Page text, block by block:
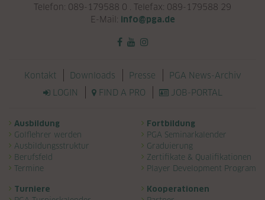
Telefon: 089-179588 0 . Telefax: 089-179588 29
E-Mail:
info@pga.de
Navigation überspringen
Kontakt Downloads Presse
PGA News-Archiv
LOGIN
FIND A PRO JOB-PORTAL
Navigation überspringen
Ausbildung
Golflehrer werden
Ausbildungsstruktur
Berufsfeld
Termine
Fortbildung
PGA Seminarkalender
Graduierung
Zertifikate & Qualifikationen
Player Development Program
Turniere
Kooperationen